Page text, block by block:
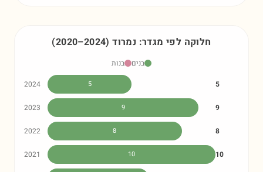
חלוקה לפי מגדר: נמרוד (2020–2024)
בנים
בנות
2024
5 5
2023 9 9
2022 8 8
2021 10 10